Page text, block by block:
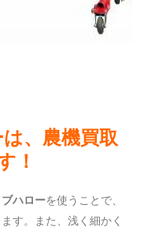
、 農機買取
！
ブハローを使うことで、
す。また、浅く細かく